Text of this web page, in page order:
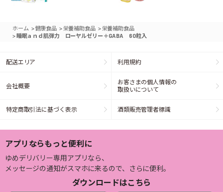
ホーム >健康食品 > 栄養補助食品 > 栄養補助食品
> 睡眠ａｎｄ肌弾力 ローヤルゼリー＋GABA 60粒入
配送エリア 利用規約
会社概要
お客さまの個人情報の
取扱いについて
特定商取引法に基づく表示 酒類販売管理者標識
アプリならもっと便利に
ゆめデリバリー専用アプリなら、
メッセージの通知がスマホに来るので、さらに便利。
ダウンロードはこちら